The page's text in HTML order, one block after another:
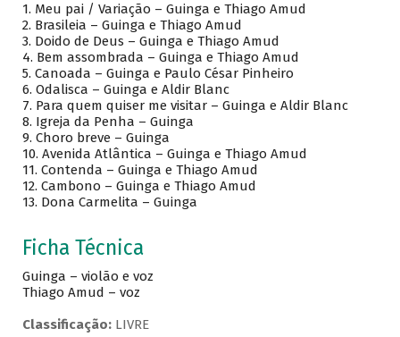
1. Meu pai / Variação – Guinga e Thiago Amud
2. Brasileia – Guinga e Thiago Amud
3. Doido de Deus – Guinga e Thiago Amud
4. Bem assombrada – Guinga e Thiago Amud
5. Canoada – Guinga e Paulo César Pinheiro
6. Odalisca – Guinga e Aldir Blanc
7. Para quem quiser me visitar – Guinga e Aldir Blanc
8. Igreja da Penha – Guinga
9. Choro breve – Guinga
10. Avenida Atlântica – Guinga e Thiago Amud
11. Contenda – Guinga e Thiago Amud
12. Cambono – Guinga e Thiago Amud
13. Dona Carmelita – Guinga
Ficha Técnica
Guinga – violão e voz
Thiago Amud – voz
Classificação: LIVRE